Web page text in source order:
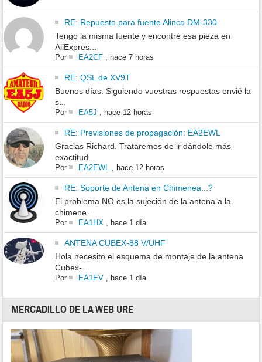
RE: Repuesto para fuente Alinco DM-330
Tengo la misma fuente y encontré esa pieza en
AliExpres...
Por EA2CF, hace 7 horas
RE: QSL de XV9T
Buenos días. Siguiendo vuestras respuestas envié la
s...
Por EA5J hace 12 horas
RE: Previsiones de propagación: EA2EWL
Gracias Richard. Trataremos de ir dándole más
exactitud...
Por EA2EWL hace 12 horas
RE: Soporte de Antena en Chimenea...?
El problema NO es la sujeción de la antena a la
chimene...
Por EA1HX hace 1 día
ANTENA CUBEX-88 V/UHF
Hola necesito el esquema de montaje de la antena
Cubex-...
Por EA1EV, hace 1 día
MERCADILLO DE LA WEB URE